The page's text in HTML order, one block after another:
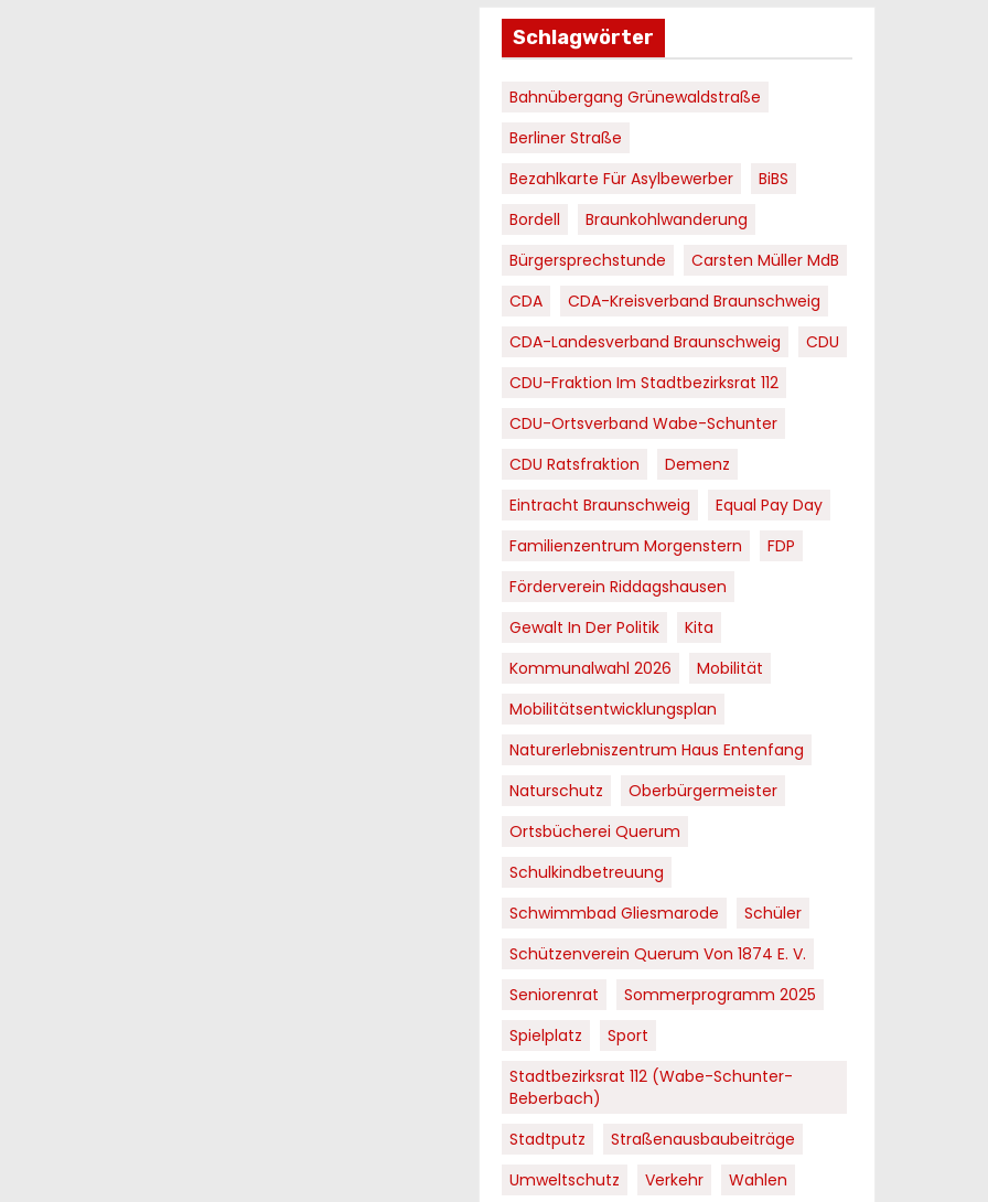
Schlagwörter
Bahnübergang Grünewaldstraße
Berliner Straße
Bezahlkarte Für Asylbewerber
BiBS
Bordell
Braunkohlwanderung
Bürgersprechstunde
Carsten Müller MdB
CDA
CDA-Kreisverband Braunschweig
CDA-Landesverband Braunschweig
CDU
CDU-Fraktion Im Stadtbezirksrat 112
CDU-Ortsverband Wabe-Schunter
CDU Ratsfraktion
Demenz
Eintracht Braunschweig
Equal Pay Day
Familienzentrum Morgenstern
FDP
Förderverein Riddagshausen
Gewalt In Der Politik
Kita
Kommunalwahl 2026
Mobilität
Mobilitätsentwicklungsplan
Naturerlebniszentrum Haus Entenfang
Naturschutz
Oberbürgermeister
Ortsbücherei Querum
Schulkindbetreuung
Schwimmbad Gliesmarode
Schüler
Schützenverein Querum Von 1874 E. V.
Seniorenrat
Sommerprogramm 2025
Spielplatz
Sport
Stadtbezirksrat 112 (Wabe-Schunter-
Beberbach)
Stadtputz
Straßenausbaubeiträge
Umweltschutz
Verkehr Wahlen